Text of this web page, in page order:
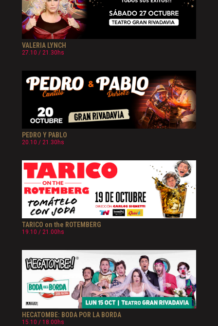
VALERIA LYNCH
27.10 / 21.30hs
PEDRO Y PABLO
20.10 / 21.30hs
TARICO on the ROTEMBERG
19.10 / 21.00hs
HECATOMBE: BODA POR LA BORDA
15.10 / 18.00hs